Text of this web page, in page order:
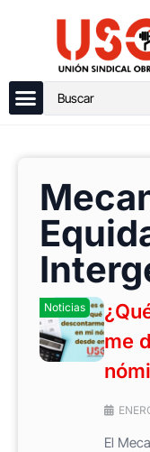
Noticias
me
El